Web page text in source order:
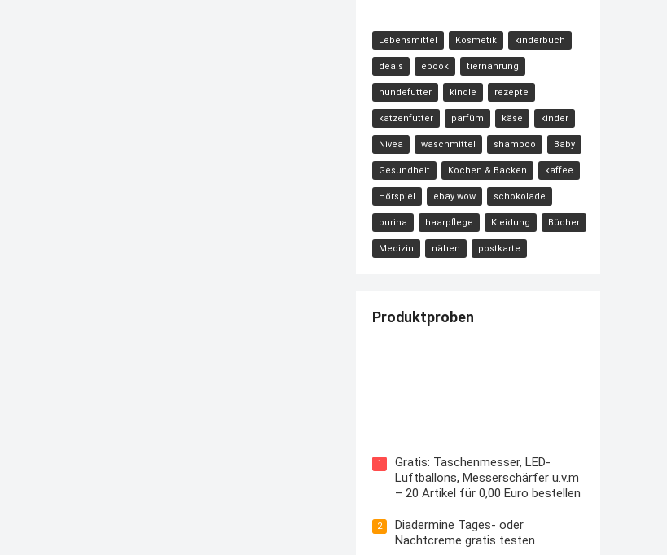
Lebensmittel Kosmetik kinderbuch
deals ebook tiernahrung
hundefutter kindle rezepte
katzenfutter parfüm käse kinder
Nivea waschmittel shampoo Baby
Gesundheit Kochen & Backen kaffee
Hörspiel ebay wow schokolade
purina haarpflege Kleidung Bücher
Medizin nähen postkarte
Produktproben
1
Gratis: Taschenmesser, LED-
Luftballons, Messerschärfer u.v.m
– 20 Artikel für 0,00 Euro bestellen
2
Diadermine Tages- oder
Nachtcreme gratis testen